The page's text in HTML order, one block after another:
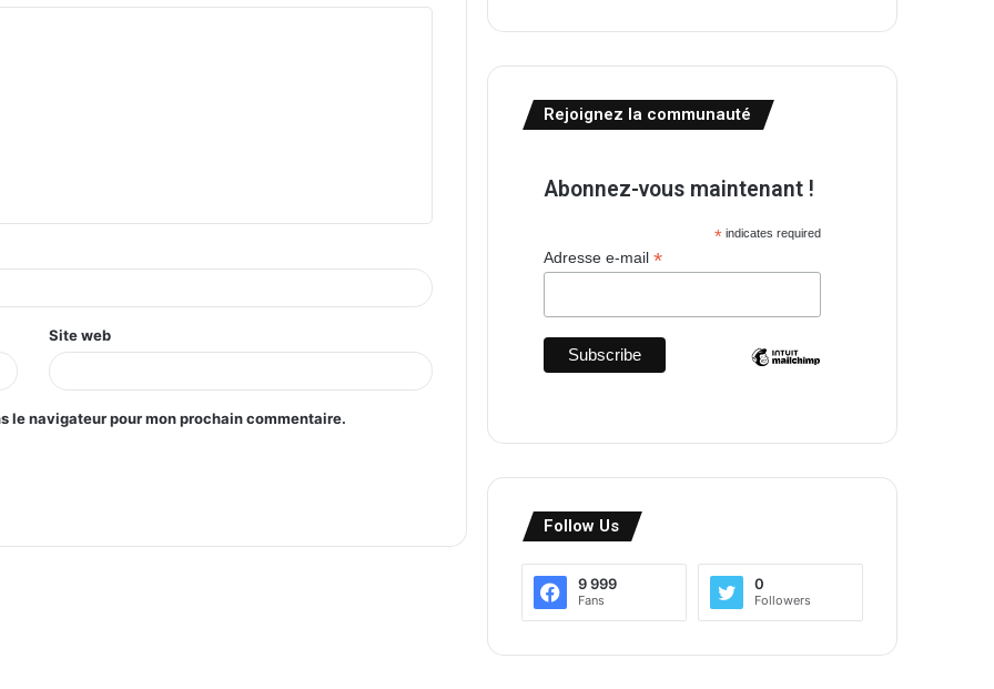
Site web
le navigateur pour mon prochain commentaire.
Rejoignez la communauté
Abonnez-vous maintenant !
*indicates required
Adresse e-mail*
Follow Us
9 999
Fans
0
Followers